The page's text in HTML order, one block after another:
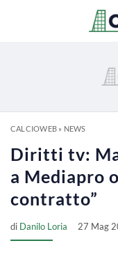
CALCIOWEB» NEWS
Diritti tv:
a Mediapro
contratto”
di Danilo Loria 27 Mag